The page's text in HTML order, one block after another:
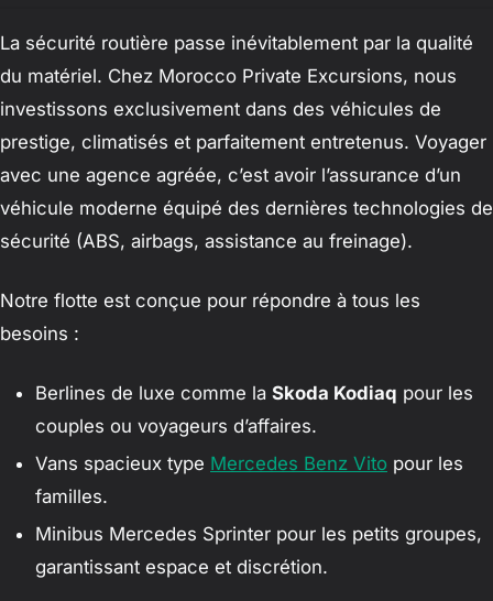
La sécurité routière passe inévitablement par la qualité
du matériel. Chez Morocco Private Excursions, nous
investissons exclusivement dans des véhicules de
prestige, climatisés et parfaitement entretenus. Voyager
avec une agence agréée, c’est avoir l’assurance d’un
véhicule moderne équipé des dernières technologies de
sécurité (ABS, airbags, assistance au freinage).
Notre flotte est conçue pour répondre à tous les
besoins :
Berlines de luxe comme la Skoda Kodiaq pour les
couples ou voyageurs d’affaires.
Vans spacieux type Mercedes Benz Vito pour les
familles.
Minibus Mercedes Sprinter pour les petits groupes,
garantissant espace et discrétion.